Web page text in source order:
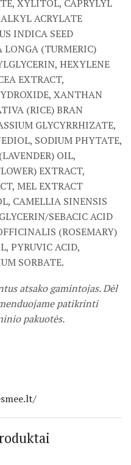
XYLITOL, CAPRYLYL
ACRYLATE
INDICA SEED
LONGA (TURMERIC)
HEXYLENE
EXTRACT,
XANTHAN
(RICE) BRAN
GLYCYRRHIZATE,
SODIUM PHYTATE,
OIL,
EXTRACT,
MEL EXTRACT
CAMELLIA SINENSIS
SEBACIC ACID
(ROSEMARY)
PYRUVIC ACID,
SORBATE.
atsako gamintojas. Dėl
patikrinti
pakuotės.